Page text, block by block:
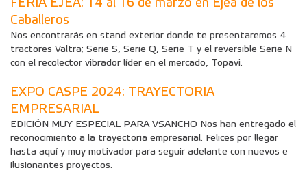
FERIA EJEA: 14 al 16 de marzo en Ejea de los
Caballeros
Nos encontrarás en stand exterior donde te presentaremos 4
tractores Valtra; Serie S, Serie Q, Serie T y el reversible Serie N
con el recolector vibrador líder en el mercado, Topavi.
EXPO CASPE 2024: TRAYECTORIA
EMPRESARIAL
EDICIÓN MUY ESPECIAL PARA VSANCHO Nos han entregado el
reconocimiento a la trayectoria empresarial. Felices por llegar
hasta aquí y muy motivador para seguir adelante con nuevos e
ilusionantes proyectos.